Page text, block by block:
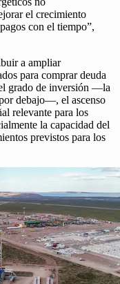
el crecimiento
con el tiempo”,
a ampliar
para comprar deuda
grado de inversión —la
debajo—, el ascenso
relevante para los
la capacidad del
previstos para los